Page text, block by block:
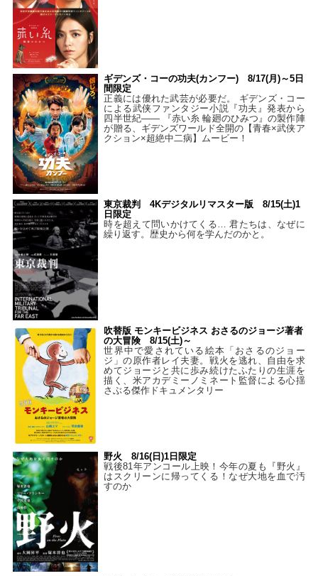
ギデンズ・コーの功夫(カンフー) 8/17(月)～5日
間限定
正義には優れた武芸が必要だ。 ギデンズ・コー
による武侠ファンタジー小説『功夫』発表から
四半世紀―― 『赤い糸 輪廻のひみつ』の製作陣
が贈る、ギデンズワールド全開の【青春×武侠ア
クション×超絶中二病】ムービー！
東京裁判 4Kデジタルリマスター版 8/15(土)1
日限定
時を超えて問いかけてくる… 君たちは、なぜに
繰り返す。歴史から何を学んだのかと。
吹替版 モンキービジネス おさるのジョージ著者
の大冒険 8/15(土)～
世界中で愛されている絵本「おさるのジョー
ジ」の原作者レイ夫妻。戦火を逃れ、自由を求
めてジョージと共に歩み続けたふたりの生涯を
描く、米アカデミーノミネート監督による心揺
さぶる傑作ドキュメンタリー
野火 8/16(日)1日限定
戦後81年アンコール上映！今年の夏も『野火』
はスクリーンに帰ってくる！なぜ大地を血で汚
すのか